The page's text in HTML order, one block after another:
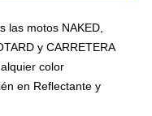
las motos NAKED,
y CARRETERA
color
en Reflectante y